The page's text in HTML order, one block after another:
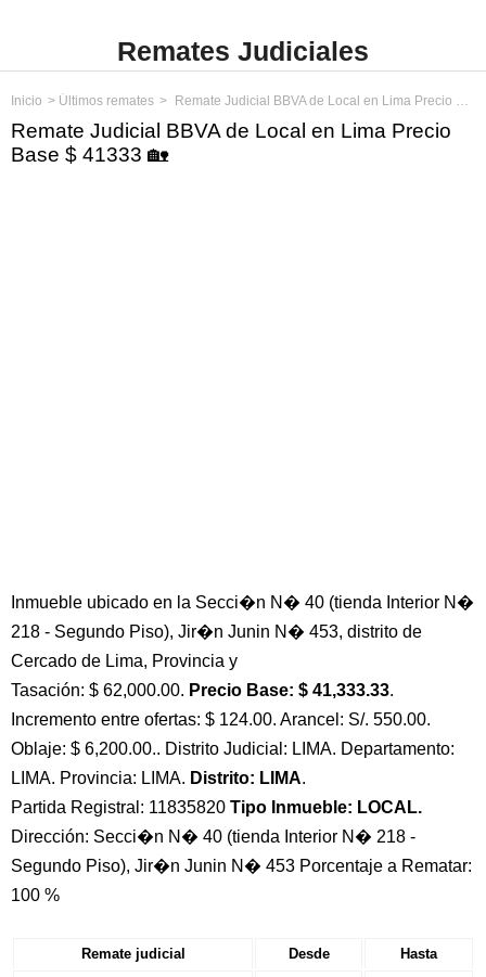
Remates Judiciales
Inicio Últimos remates Remate Judicial BBVA de Local en Lima Precio Base $ 41333
Remate Judicial BBVA de Local en Lima Precio
Base $ 41333 🏡
Inmueble ubicado en la Secci�n N� 40 (tienda Interior N�
218 - Segundo Piso), Jir�n Junin N� 453, distrito de
Cercado de Lima, Provincia y
Tasación: $ 62,000.00. Precio Base: $ 41,333.33.
Incremento entre ofertas: $ 124.00. Arancel: S/. 550.00.
Oblaje: $ 6,200.00.. Distrito Judicial: LIMA. Departamento:
LIMA. Provincia: LIMA. Distrito: LIMA.
Partida Registral: 11835820 Tipo Inmueble: LOCAL.
Dirección: Secci�n N� 40 (tienda Interior N� 218 -
Segundo Piso), Jir�n Junin N� 453 Porcentaje a Rematar:
100 %
Remate judicial Desde
Hasta